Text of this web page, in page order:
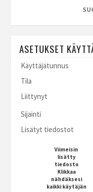
ASETUKSET
Käyttäjätunnus
Tila
Liittynyt
Sijainti
Lisätyt tiedostot
Viimeisin
lisätty
tiedosto
Klikkaa
nähdäksesi
kaikki käytäjän